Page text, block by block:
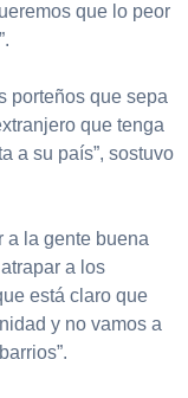
que lo peor
porteños que sepa
que tenga
a su país”, sostuvo
a la gente buena
a los
está claro que
y no vamos a